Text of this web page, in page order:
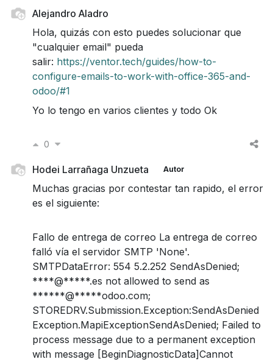
Alejandro Aladro
Hola, quizás con esto puedes solucionar que
"cualquier email" pueda
salir: https://ventor.tech/guides/how-to-
configure-emails-to-work-with-office-365-and-
odoo/#1
Yo lo tengo en varios clientes y todo Ok
0
Hodei Larrañaga Unzueta Autor
Muchas gracias por contestar tan rapido, el error
es el siguiente:
Fallo de entrega de correo La entrega de correo
falló vía el servidor SMTP 'None'.
SMTPDataError: 554 5.2.252 SendAsDenied;
****@*****.es not allowed to send as
******@*****odoo.com;
STOREDRV.Submission.Exception:SendAsDenied
Exception.MapiExceptionSendAsDenied; Failed to
process message due to a permanent exception
with message [BeginDiagnosticData]Cannot